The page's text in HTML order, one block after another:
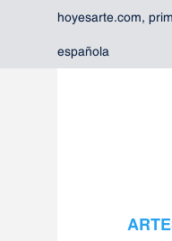
hoyesarte.com,
española